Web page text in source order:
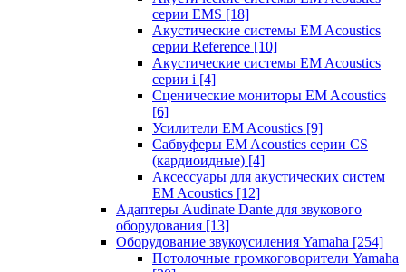
серии EMS [18]
Акустические системы EM Acoustics
серии Reference [10]
Акустические системы EM Acoustics
серии i [4]
Сценические мониторы EM Acoustics
[6]
Усилители EM Acoustics [9]
Сабвуферы EM Acoustics серии CS
(кардиоидные) [4]
Аксессуары для акустических систем
EM Acoustics [12]
Адаптеры Audinate Dante для звукового
оборудования [13]
Оборудование звукоусиления Yamaha [254]
Потолочные громкоговорители Yamaha